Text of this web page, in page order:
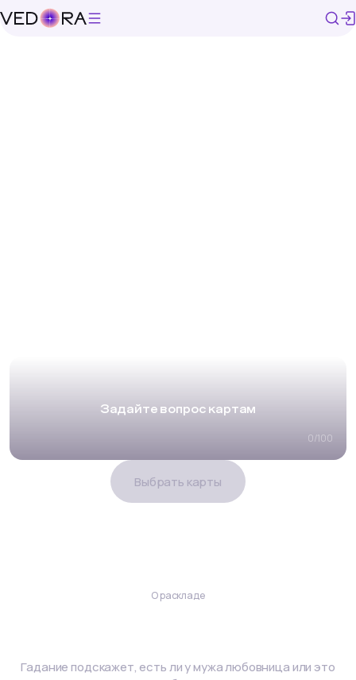
0/100
Задайте вопрос картам
Выбрать карты
О раскладе
Гадание подскажет, есть ли у мужа любовница или это